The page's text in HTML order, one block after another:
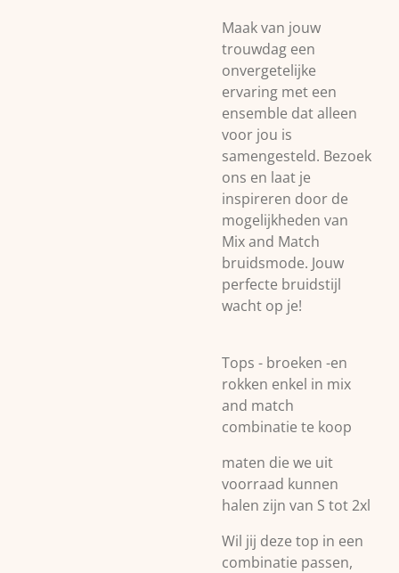
Maak van jouw
trouwdag een
onvergetelijke
ervaring met een
ensemble dat alleen
voor jou is
samengesteld. Bezoek
ons en laat je
inspireren door de
mogelijkheden van
Mix and Match
bruidsmode. Jouw
perfecte bruidstijl
wacht op je!
Tops - broeken -en
rokken enkel in mix
and match
combinatie te koop
maten die we uit
voorraad kunnen
halen zijn van S tot 2xl
Wil jij deze top in een
combinatie passen,